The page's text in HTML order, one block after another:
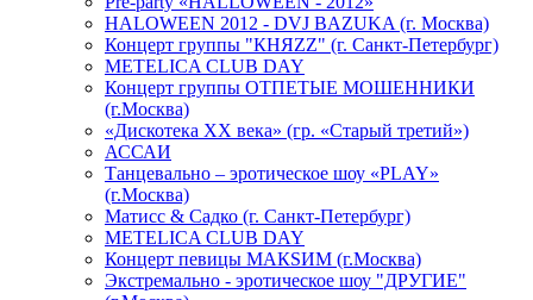
HALOWEEN 2012 - DVJ BAZUKA (г. Москва)
Концерт группы "КНЯZZ" (г. Санкт-Петербург)
METELICA CLUB DAY
Концерт группы ОТПЕТЫЕ МОШЕННИКИ
(г.Москва)
«Дискотека ХХ века» (гр. «Старый третий»)
АССАИ
Танцевально – эротическое шоу «PLAY»
(г.Москва)
Матисс & Садко (г. Санкт-Петербург)
METELICA CLUB DAY
Концерт певицы МАКSИМ (г.Москва)
Экстремально - эротическое шоу "ДРУГИЕ"